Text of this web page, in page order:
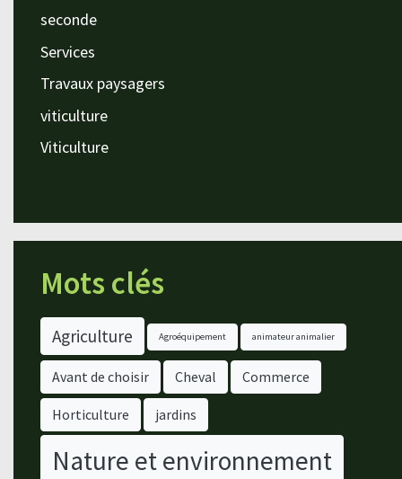
seconde
Services
Travaux paysagers
viticulture
Viticulture
Mots clés
Agriculture Agroéquipement animateur animalier
Avant de choisir Cheval Commerce
Horticulture jardins
Nature et environnement